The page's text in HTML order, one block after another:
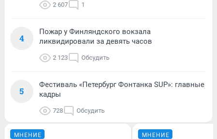
2 607 1
4
Пожар у Финляндского вокзала
ликвидировали за девять часов
2 123 Обсудить
5
Фестиваль «Петербург Фонтанка SUP»: главные
кадры
728 Обсудить
МНЕНИЕ МНЕНИЕ